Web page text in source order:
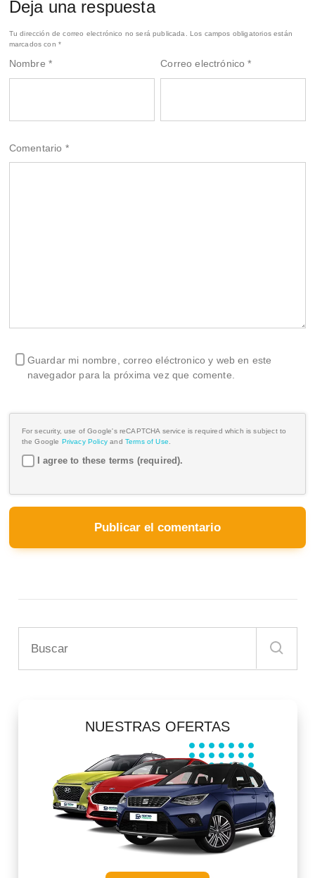
Deja una respuesta
Tu dirección de correo electrónico no será publicada. Los campos obligatorios están
marcados con *
Nombre * Correo electrónico*
Comentario *
Guardar mi nombre, correo eléctronico y web en este
navegador para la próxima vez que comente.
For security, use of Google's reCAPTCHA service is required which is subject to
the Google Privacy Policy and Terms of Use.
I agree to these terms (required).
NUESTRAS OFERTAS